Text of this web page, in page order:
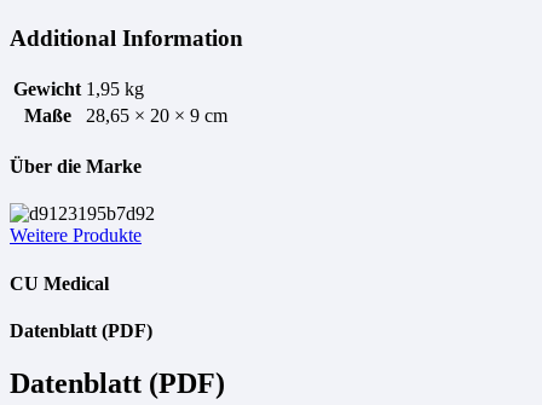
Additional Information
Gewicht 1,95 kg
Maße
28,65 × 20 × 9 cm
Über die Marke
Weitere Produkte
CU Medical
Datenblatt (PDF)
Datenblatt (PDF)